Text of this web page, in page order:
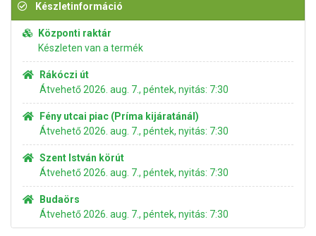
Készletinformáció
Központi raktár
Készleten van a termék
Rákóczi út
Átvehető 2026. aug. 7., péntek, nyitás: 7:30
Fény utcai piac (Príma kijáratánál)
Átvehető 2026. aug. 7., péntek, nyitás: 7:30
Szent István körút
Átvehető 2026. aug. 7., péntek, nyitás: 7:30
Budaörs
Átvehető 2026. aug. 7., péntek, nyitás: 7:30